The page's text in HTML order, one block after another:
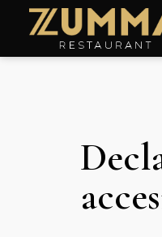
content